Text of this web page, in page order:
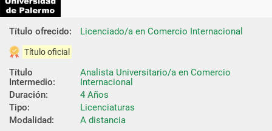
Título ofrecido: Licenciado/a en Comercio Internacional
Título oficial
Título
Intermedio:
Analista Universitario/a en Comercio
Internacional
Duración:
4 Años
Tipo:
Licenciaturas
Modalidad:
A distancia